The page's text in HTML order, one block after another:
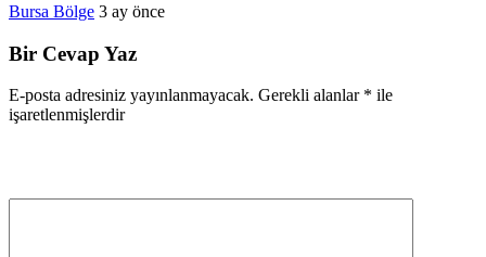
Bursa Bölge 3 ay önce
Bir Cevap Yaz
E-posta adresiniz yayınlanmayacak. Gerekli alanlar * ile
işaretlenmişlerdir